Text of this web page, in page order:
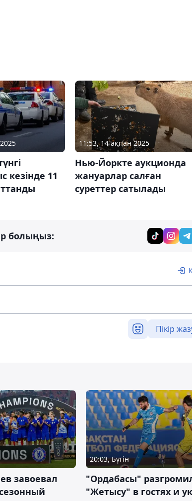
кезінде 11
11:53, 14 ақпан 2025
Нью-Йоркте аукционда
жануарлар салған
суреттер сатылады
болыңыз:
Пікір
завоевал
20:03, Бүгін
"Ордабасы"
"Жетысу" в гостях и